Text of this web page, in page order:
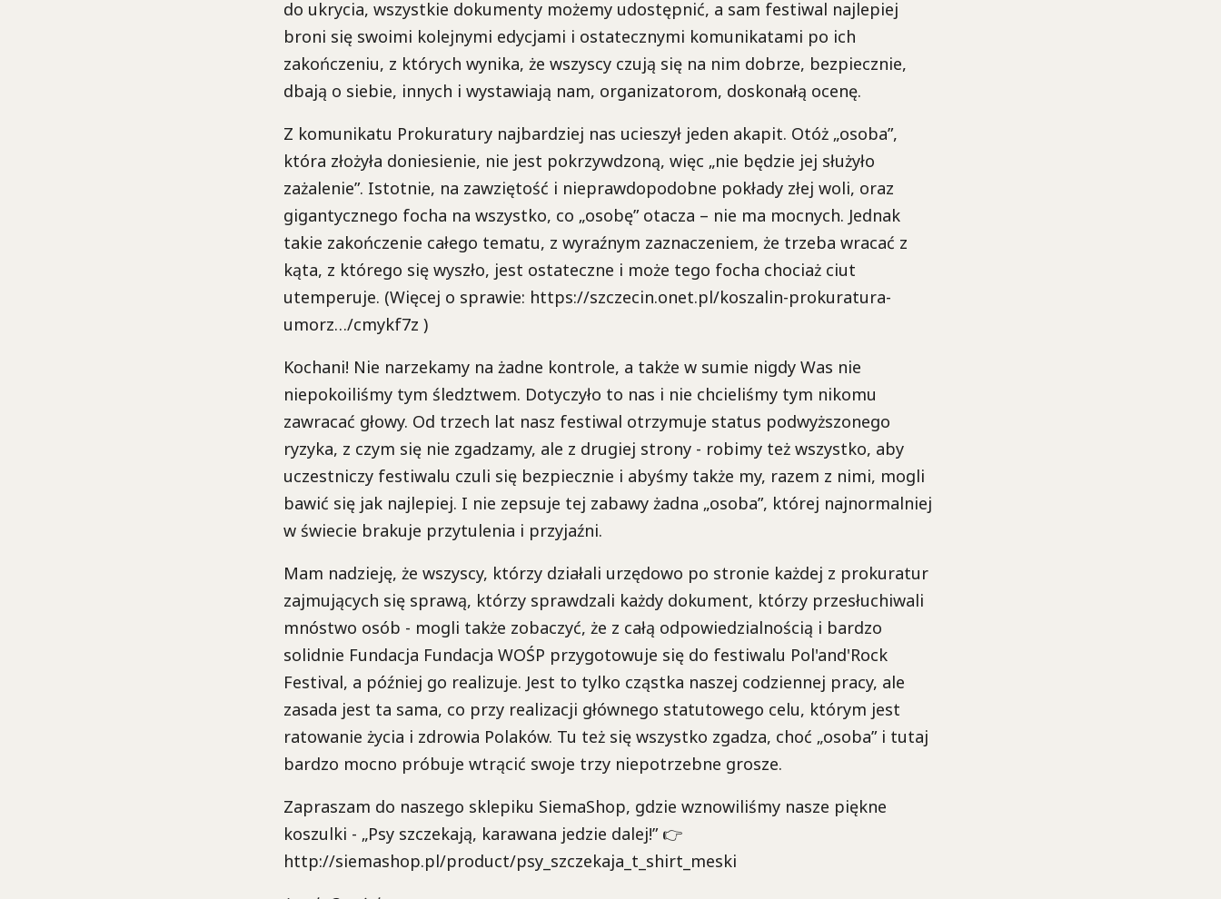
do ukrycia, wszystkie dokumenty możemy udostępnić, a sam festiwal najlepiej
broni się swoimi kolejnymi edycjami i ostatecznymi komunikatami po ich
zakończeniu, z których wynika, że wszyscy czują się na nim dobrze, bezpiecznie,
dbają o siebie, innych i wystawiają nam, organizatorom, doskonałą ocenę.
Z komunikatu Prokuratury najbardziej nas ucieszył jeden akapit. Otóż „osoba”,
która złożyła doniesienie, nie jest pokrzywdzoną, więc „nie będzie jej służyło
zażalenie”. Istotnie, na zawziętość i nieprawdopodobne pokłady złej woli, oraz
gigantycznego focha na wszystko, co „osobę” otacza – nie ma mocnych. Jednak
takie zakończenie całego tematu, z wyraźnym zaznaczeniem, że trzeba wracać z
kąta, z którego się wyszło, jest ostateczne i może tego focha chociaż ciut
utemperuje. (Więcej o sprawie: https://szczecin.onet.pl/koszalin-prokuratura-
umorz…/cmykf7z )
Kochani! Nie narzekamy na żadne kontrole, a także w sumie nigdy Was nie
niepokoiliśmy tym śledztwem. Dotyczyło to nas i nie chcieliśmy tym nikomu
zawracać głowy. Od trzech lat nasz festiwal otrzymuje status podwyższonego
ryzyka, z czym się nie zgadzamy, ale z drugiej strony - robimy też wszystko, aby
uczestniczy festiwalu czuli się bezpiecznie i abyśmy także my, razem z nimi, mogli
bawić się jak najlepiej. I nie zepsuje tej zabawy żadna „osoba”, której najnormalniej
w świecie brakuje przytulenia i przyjaźni.
Mam nadzieję, że wszyscy, którzy działali urzędowo po stronie każdej z prokuratur
zajmujących się sprawą, którzy sprawdzali każdy dokument, którzy przesłuchiwali
mnóstwo osób - mogli także zobaczyć, że z całą odpowiedzialnością i bardzo
solidnie Fundacja Fundacja WOŚP przygotowuje się do festiwalu Pol'and'Rock
Festival, a później go realizuje. Jest to tylko cząstka naszej codziennej pracy, ale
zasada jest ta sama, co przy realizacji głównego statutowego celu, którym jest
ratowanie życia i zdrowia Polaków. Tu też się wszystko zgadza, choć „osoba” i tutaj
bardzo mocno próbuje wtrącić swoje trzy niepotrzebne grosze.
Zapraszam do naszego sklepiku SiemaShop, gdzie wznowiliśmy nasze piękne
koszulki - „Psy szczekają, karawana jedzie dalej!” 👉
http://siemashop.pl/product/psy_szczekaja_t_shirt_meski